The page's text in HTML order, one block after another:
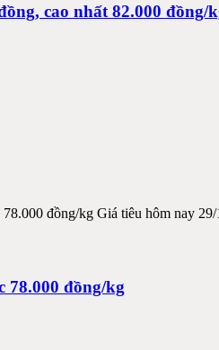
cao nhất 82.000 đồng/
đồng/kg Giá tiêu hôm nay
78.000 đồng/kg